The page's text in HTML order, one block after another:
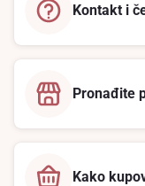
Kontakt i
Pronađite
Kako